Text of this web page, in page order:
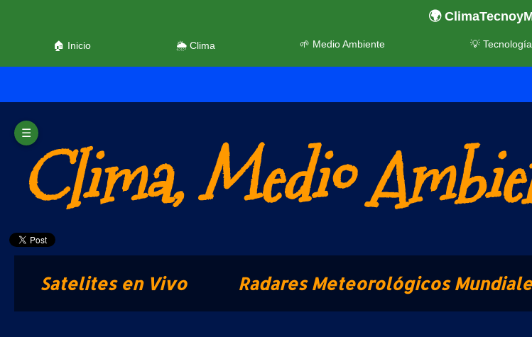
☰Clima, Medio
🌍
🏠 Inicio 🌦️ Clima 🌱 Medio Ambiente 💡 Tecnología
Satelites en Vivo Radares Meteorológicos